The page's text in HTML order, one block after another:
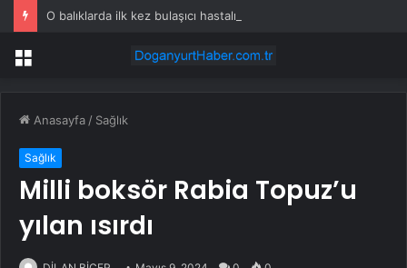
Menü
Anasayfa / Sağlık
Sağlık
Milli boksör Rabia Topuz’u
yılan ısırdı